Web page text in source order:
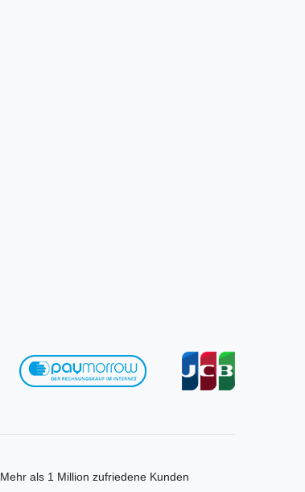
Mehr als 1 Million zufriedene Kunden